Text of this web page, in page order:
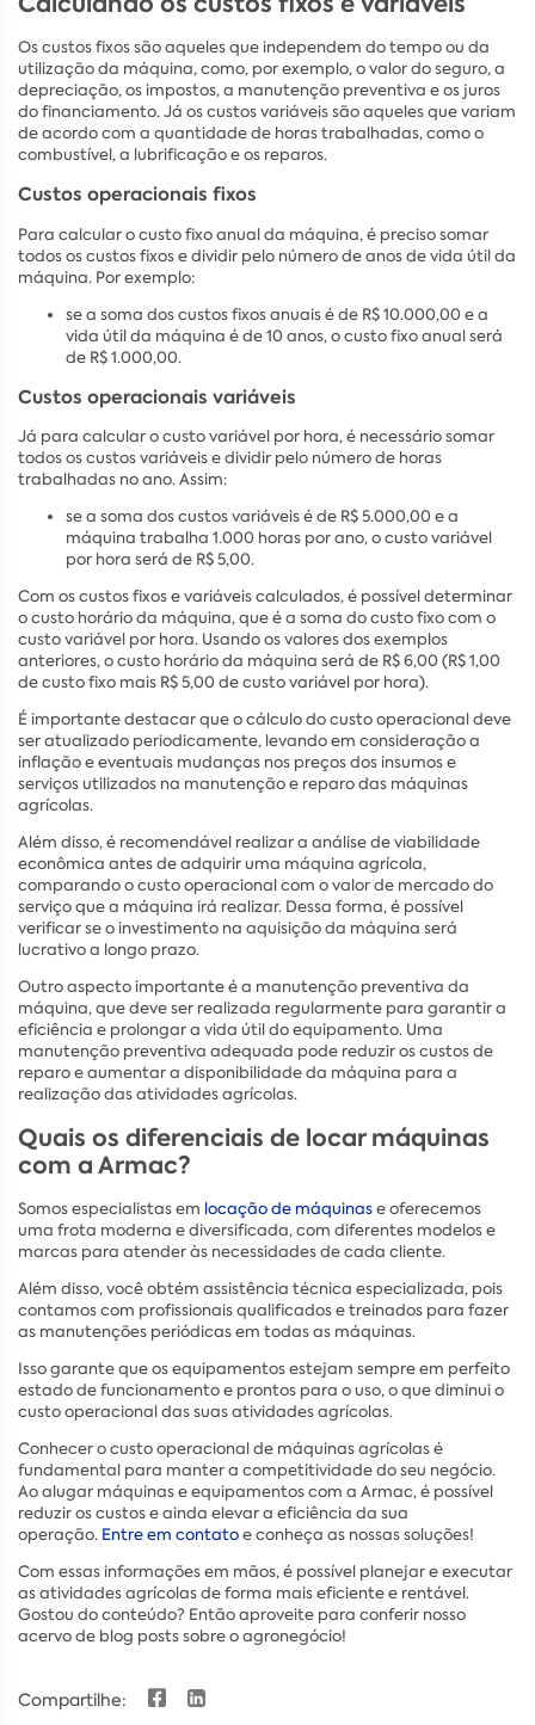
Os custos fixos são aqueles que independem do tempo ou da
utilização da máquina, como, por exemplo, o valor do seguro, a
depreciação, os impostos, a manutenção preventiva e os juros
do financiamento. Já os custos variáveis são aqueles que variam
de acordo com a quantidade de horas trabalhadas, como o
combustível, a lubrificação e os reparos.
Custos operacionais fixos
Para calcular o custo fixo anual da máquina, é preciso somar
todos os custos fixos e dividir pelo número de anos de vida útil da
máquina. Por exemplo:
se a soma dos custos fixos anuais é de R$ 10.000,00 e a
vida útil da máquina é de 10 anos, o custo fixo anual será
de R$ 1.000,00.
Custos operacionais variáveis
Já para calcular o custo variável por hora, é necessário somar
todos os custos variáveis e dividir pelo número de horas
trabalhadas no ano. Assim:
se a soma dos custos variáveis é de R$ 5.000,00 e a
máquina trabalha 1.000 horas por ano, o custo variável
por hora será de R$ 5,00.
Com os custos fixos e variáveis calculados, é possível determinar
o custo horário da máquina, que é a soma do custo fixo com o
custo variável por hora. Usando os valores dos exemplos
anteriores, o custo horário da máquina será de R$ 6,00 (R$ 1,00
de custo fixo mais R$ 5,00 de custo variável por hora).
É importante destacar que o cálculo do custo operacional deve
ser atualizado periodicamente, levando em consideração a
inflação e eventuais mudanças nos preços dos insumos e
serviços utilizados na manutenção e reparo das máquinas
agrícolas.
Além disso, é recomendável realizar a análise de viabilidade
econômica antes de adquirir uma máquina agrícola,
comparando o custo operacional com o valor de mercado do
serviço que a máquina irá realizar. Dessa forma, é possível
verificar se o investimento na aquisição da máquina será
lucrativo a longo prazo.
Outro aspecto importante é a manutenção preventiva da
máquina, que deve ser realizada regularmente para garantir a
eficiência e prolongar a vida útil do equipamento. Uma
manutenção preventiva adequada pode reduzir os custos de
reparo e aumentar a disponibilidade da máquina para a
realização das atividades agrícolas.
Quais os diferenciais de locar máquinas
com a Armac?
Somos especialistas em locação de máquinase oferecemos
uma frota moderna e diversificada, com diferentes modelos e
marcas para atender às necessidades de cada cliente.
Além disso, você obtém assistência técnica especializada, pois
contamos com profissionais qualificados e treinados para fazer
as manutenções periódicas em todas as máquinas.
Isso garante que os equipamentos estejam sempre em perfeito
estado de funcionamento e prontos para o uso, o que diminui o
custo operacional das suas atividades agrícolas.
Conhecer o custo operacional de máquinas agrícolas é
fundamental para manter a competitividade do seu negócio.
Ao alugar máquinas e equipamentos com a Armac, é possível
reduzir os custos e ainda elevar a eficiência da sua
operação. Entre em contatoe conheça as nossas soluções!
Com essas informações em mãos, é possível planejar e executar
as atividades agrícolas de forma mais eficiente e rentável.
Gostou do conteúdo? Então aproveite para conferir nosso
acervo de blog posts sobre o agronegócio!
Compartilhe: